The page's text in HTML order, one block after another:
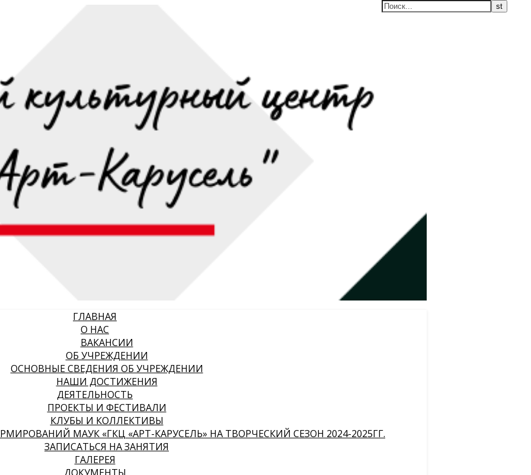
ГЛАВНАЯ
О НАС
ВАКАНСИИ
ОБ УЧРЕЖДЕНИИ
ОСНОВНЫЕ СВЕДЕНИЯ ОБ УЧРЕЖДЕНИИ
НАШИ ДОСТИЖЕНИЯ
ДЕЯТЕЛЬНОСТЬ
ПРОЕКТЫ И ФЕСТИВАЛИ
КЛУБЫ И КОЛЛЕКТИВЫ
МАУК «ГКЦ «АРТ-КАРУСЕЛЬ» НА ТВОРЧЕСКИЙ СЕЗОН 2024-2025ГГ.
ЗАПИСАТЬСЯ НА ЗАНЯТИЯ
ГАЛЕРЕЯ